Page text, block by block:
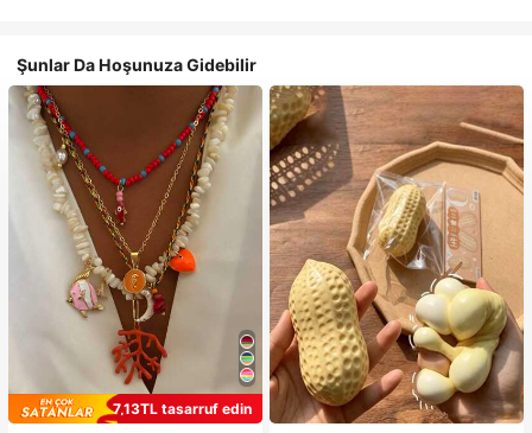
Şunlar Da Hoşunuza Gidebilir
7,13TL tasarruf edin